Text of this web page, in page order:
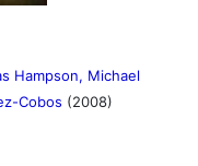
Hampson, Michael
Cobos (2008)